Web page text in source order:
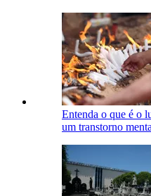
Entenda o que é o
um transtorno